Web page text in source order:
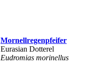
Mornellregenpfeifer
Eurasian Dotterel
Eudromias morinellus